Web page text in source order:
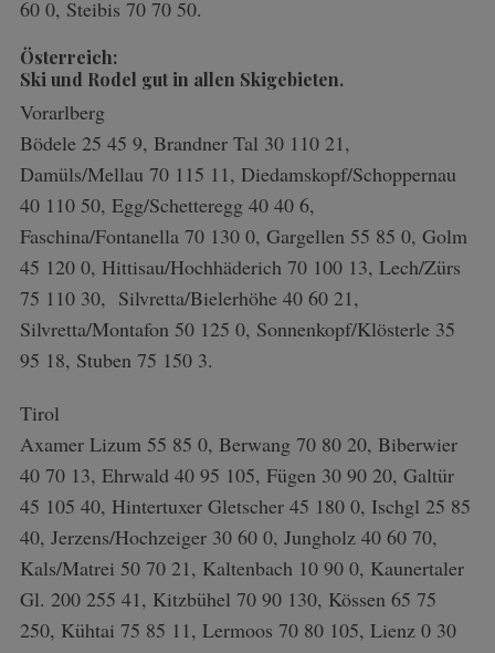
60 0, Steibis 70 70 50.
Österreich:
Ski und Rodel gut in allen Skigebieten.
Vorarlberg
Bödele 25 45 9, Brandner Tal 30 110 21,
Damüls/Mellau 70 115 11, Diedamskopf/Schoppernau
40 110 50, Egg/Schetteregg 40 40 6,
Faschina/Fontanella 70 130 0, Gargellen 55 85 0, Golm
45 120 0, Hittisau/Hochhäderich 70 100 13, Lech/Zürs
75 110 30, Silvretta/Bielerhöhe 40 60 21,
Silvretta/Montafon 50 125 0, Sonnenkopf/Klösterle 35
95 18, Stuben 75 150 3.
Tirol
Axamer Lizum 55 85 0, Berwang 70 80 20, Biberwier
40 70 13, Ehrwald 40 95 105, Fügen 30 90 20, Galtür
45 105 40, Hintertuxer Gletscher 45 180 0, Ischgl 25 85
40, Jerzens/Hochzeiger 30 60 0, Jungholz 40 60 70,
Kals/Matrei 50 70 21, Kaltenbach 10 90 0, Kaunertaler
Gl. 200 255 41, Kitzbühel 70 90 130, Kössen 65 75
250, Kühtai 75 85 11, Lermoos 70 80 105, Lienz 0 30